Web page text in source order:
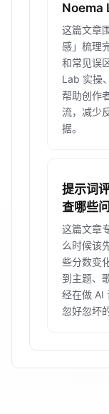
Noema
这篇文章
感」梳理
和常见误
Lab 实操
帮助创作
流，减少
据。
提示词
查哪些
这篇文章
么时候该
些分数变
到主题、
经在做 AI
忽好忽坏